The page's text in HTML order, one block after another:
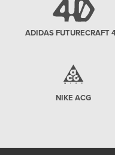
ADIDAS FUTURECRAFT
NIKE ACG